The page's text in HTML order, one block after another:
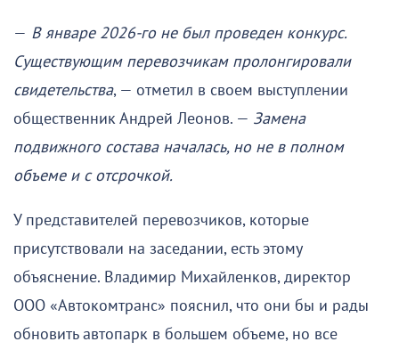
— В январе 2026-го не был проведен конкурс.
Существующим перевозчикам пролонгировали
свидетельства, — отметил в своем выступлении
общественник Андрей Леонов. — Замена
подвижного состава началась, но не в полном
объеме и с отсрочкой.
У представителей перевозчиков, которые
присутствовали на заседании, есть этому
объяснение. Владимир Михайленков, директор
ООО «Автокомтранс» пояснил, что они бы и рады
обновить автопарк в большем объеме, но все